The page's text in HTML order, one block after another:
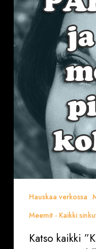
meemit”
täältä
(KLIK)
Hauskaa verkossa
Meemit - Kaikki
Katso kaikki